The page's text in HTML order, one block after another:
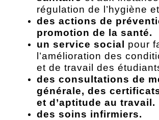
régulation de l’hygiène
des actions de
promotion de la santé.
un service social pour
l’amélioration des
et de travail des
des consultations de
générale, des
et d’aptitude au travail.
des soins infirmiers.